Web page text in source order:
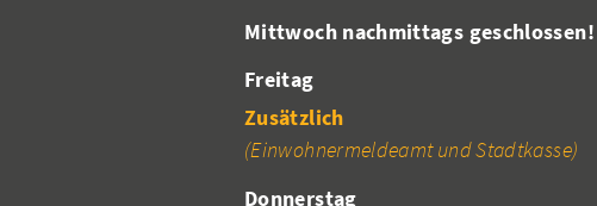
Mittwoch nachmittags geschlossen!
Freitag
Zusätzlich
(Einwohnermeldeamt und Stadtkasse)
Donnerstag